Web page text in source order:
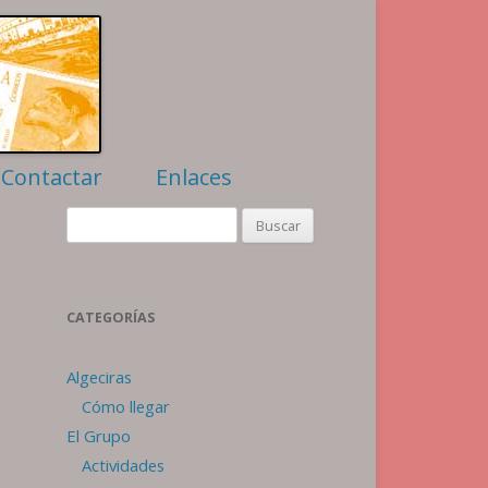
Contactar Enlaces
Filatelia
Numismática
CATEGORÍAS
Algeciras
Cómo llegar
El Grupo
Actividades